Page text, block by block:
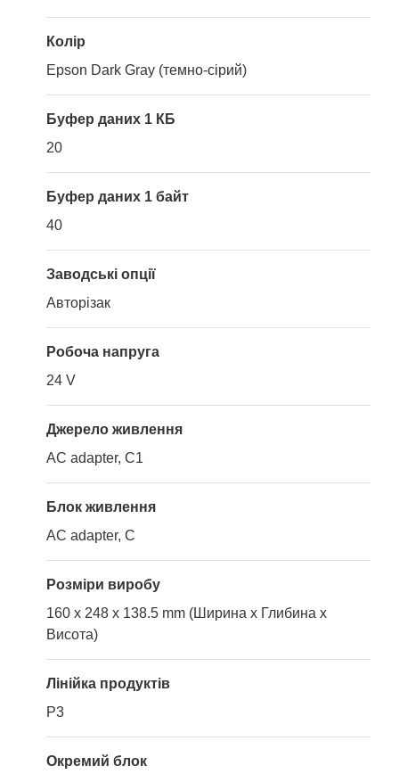
Колір
Epson Dark Gray (темно-сірий)
Буфер даних 1 КБ
20
Буфер даних 1 байт
40
Заводські опції
Авторізак
Робоча напруга
24 V
Джерело живлення
AC adapter, C1
Блок живлення
AC adapter, C
Розміри виробу
160 x 248 x 138.5 mm (Ширина x Глибина x
Висота)
Лінійка продуктів
P3
Окремий блок